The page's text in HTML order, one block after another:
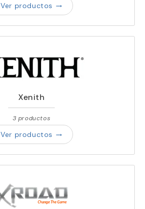
Ver productos trending_flat
Xenith
3 productos
Ver productos trending_flat